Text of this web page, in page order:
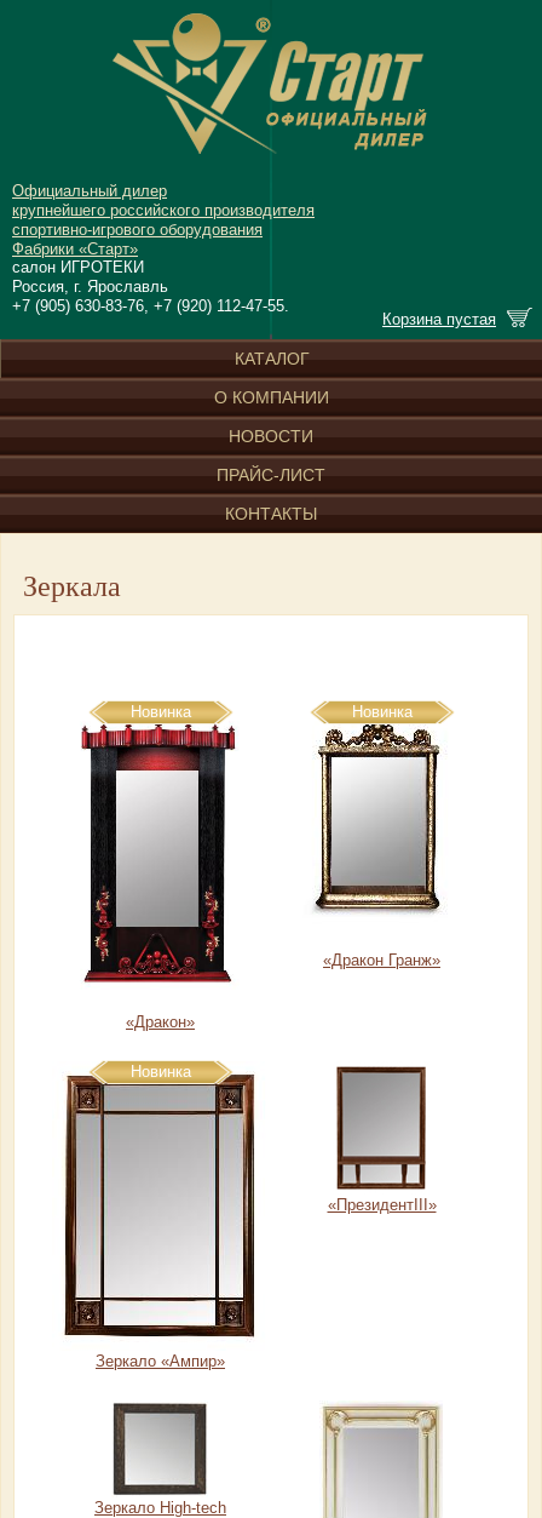
Официальный дилер
крупнейшего российского производителя
спортивно-игрового оборудования
Фабрики «Старт»
салон ИГРОТЕКИ
Россия, г. Ярославль
+7 (905) 630-83-76, +7 (920) 112-47-55.
Корзина пустая
КАТАЛОГ
О КОМПАНИИ
НОВОСТИ
ПРАЙС-ЛИСТ
КОНТАКТЫ
Зеркала
Новинка
«Дракон»
Новинка
«Дракон Гранж»
Новинка
Зеркало «Ампир»
«ПрезидентIII»
Зеркало High-tech